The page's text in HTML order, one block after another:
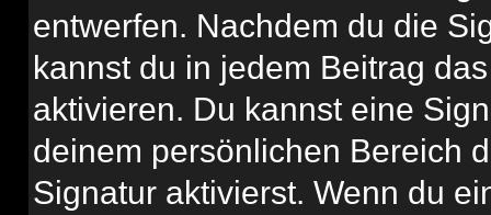
entwerfen. Nachdem du die
kannst du in jedem Beitrag
aktivieren. Du kannst eine
deinem persönlichen Bereich
Signatur aktivierst. Wenn du